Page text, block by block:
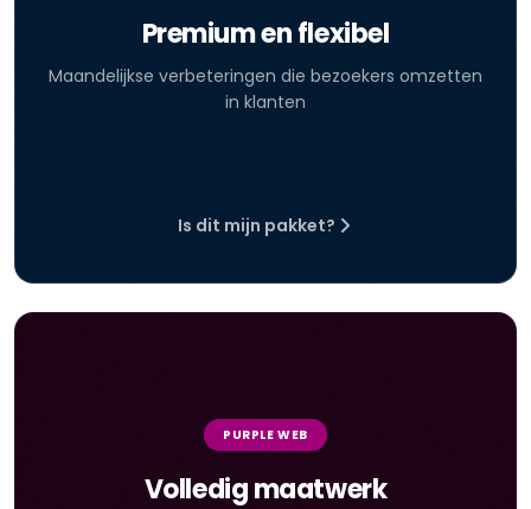
Premium en flexibel
Maandelijkse verbeteringen die bezoekers omzetten
in klanten
Is dit mijn pakket?
PURPLE WEB
Volledig maatwerk